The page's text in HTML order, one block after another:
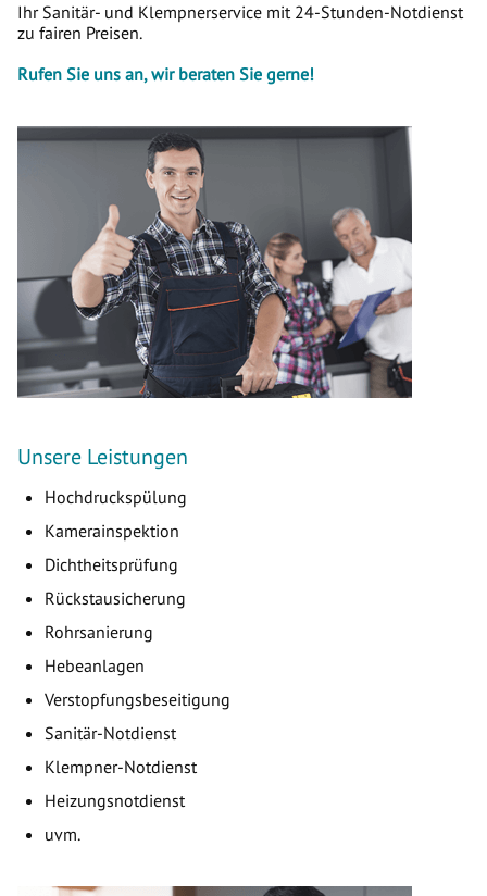
Ihr Sanitär- und Klempnerservice mit 24-Stunden-Notdienst
zu fairen Preisen.
Rufen Sie uns an, wir beraten Sie gerne!
Unsere Leistungen
Hochdruckspülung
Kamerainspektion
Dichtheitsprüfung
Rückstausicherung
Rohrsanierung
Hebeanlagen
Verstopfungsbeseitigung
Sanitär-Notdienst
Klempner-Notdienst
Heizungsnotdienst
uvm.